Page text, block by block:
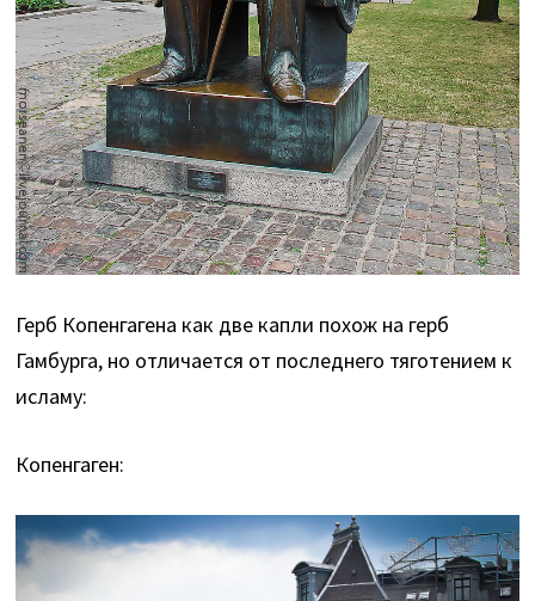
Герб Копенгагена как две капли похож на герб
Гамбурга, но отличается от последнего тяготением к
исламу:
Копенгаген: